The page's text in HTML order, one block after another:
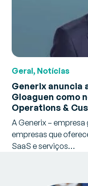
Geral, Notícias
Generix anuncia
Gloaguen como
Operations &
A Generix –
empresas que
SaaS e serviços…